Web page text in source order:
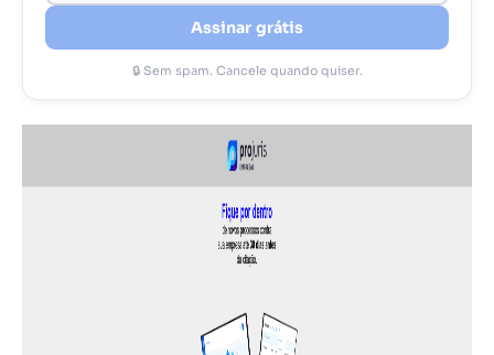
Assinar grátis
🔒 Sem spam. Cancele quando quiser.